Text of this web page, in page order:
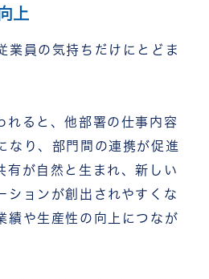
上
業員の気持ちだけにとどま
れると、他部署の仕事内容
なり、部門間の連携が促進
有が自然と生まれ、新しい
ションが創出されやすくな
績や生産性の向上につなが